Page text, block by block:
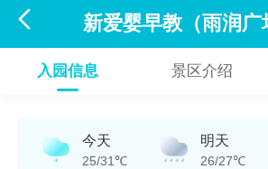
 新爱婴早教（雨润广
入园信息 景区介绍
今天
25/31℃
明天
26/27℃